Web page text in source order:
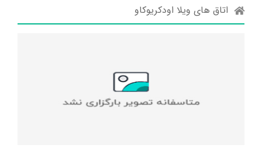
اتاق های ویلا اودکریوکاو